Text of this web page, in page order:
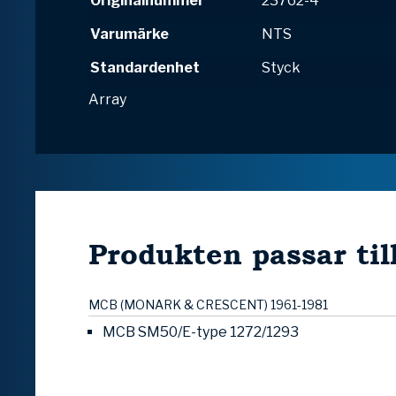
Varumärke
NTS
Standardenhet
Styck
Array
Produkten passar
MCB (MONARK & CRESCENT) 1961-1981
MCB SM50/E-type 1272/1293